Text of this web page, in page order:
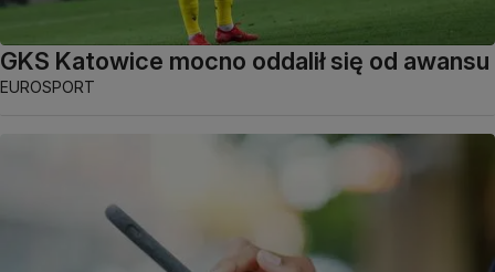
GKS Katowice mocno oddalił się od awansu
EUROSPORT